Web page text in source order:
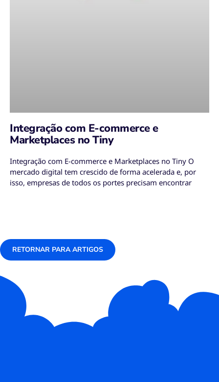
Integração com E-commerce e
Marketplaces no Tiny
Integração com E-commerce e Marketplaces no Tiny O
mercado digital tem crescido de forma acelerada e, por
isso, empresas de todos os portes precisam encontrar
RETORNAR PARA ARTIGOS